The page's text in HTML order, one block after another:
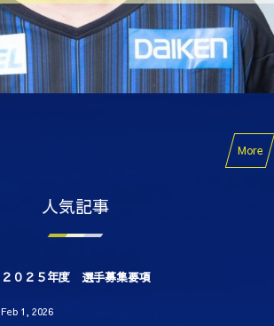
More
人気記事
２０２５年度 選手募集要項
Feb 1, 2026